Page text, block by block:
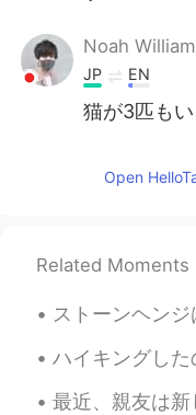
Noah William
JP EN
猫が3匹もい
Open
Related Moments
ストーンヘンジはロンドンからちょっと遠いから、行けなかったと思ってたけ
ハイキングしたのは久しぶりです！🙃 ハイキングした時は、水を忘れてしま
最近、親友は新しい彼氏がいるから、あまり話せないです。🥲私も幸せですが以